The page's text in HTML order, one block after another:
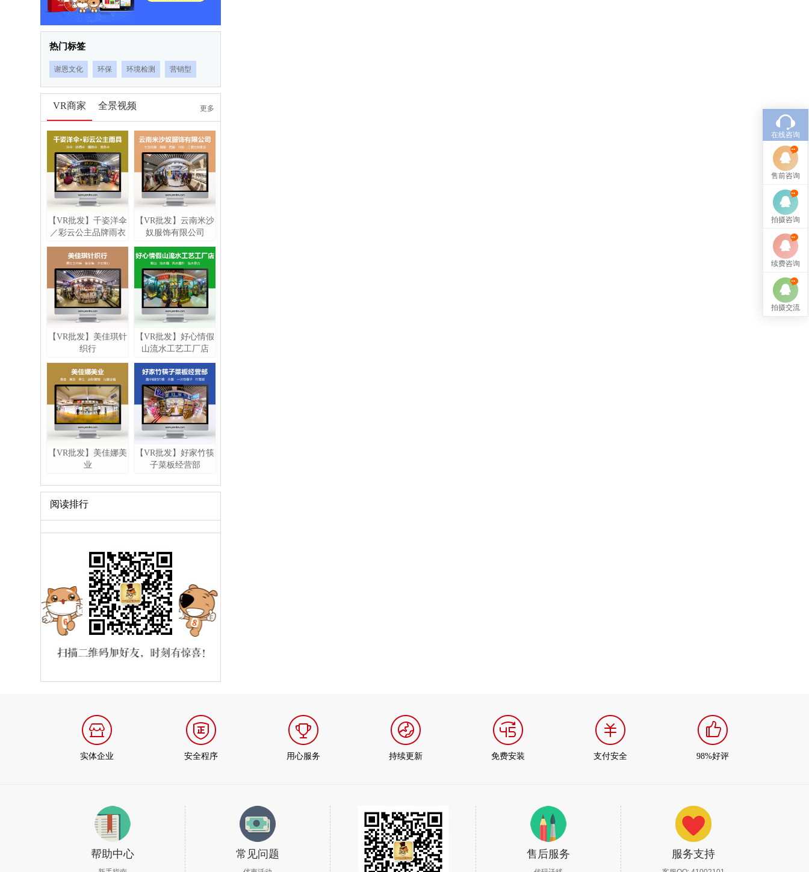
热门标签
谢恩文化 环保 环境检测 营销型
VR商家 全景视频 更多
【VR批发】千姿洋伞
／彩云公主品牌雨衣
【VR批发】云南米沙
奴服饰有限公司
【VR批发】美佳琪针
织行
【VR批发】好心情假
山流水工艺工厂店
【VR批发】美佳娜美
业
【VR批发】好家竹筷
子菜板经营部
阅读排行
实体企业 安全程序 用心服务 持续更新 免费安装 支付安全 98%好评
帮助中心 常见问题 售后服务 服务支持
在线咨询
售前咨询
拍摄咨询
续费咨询
拍摄交流